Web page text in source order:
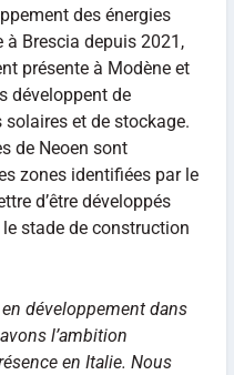
des énergies
à Brescia depuis 2021,
présente à Modène et
développent de
et de stockage.
de Neoen sont
zones identifiées par le
d’être développés
stade de construction
développement dans
l’ambition
en Italie. Nous